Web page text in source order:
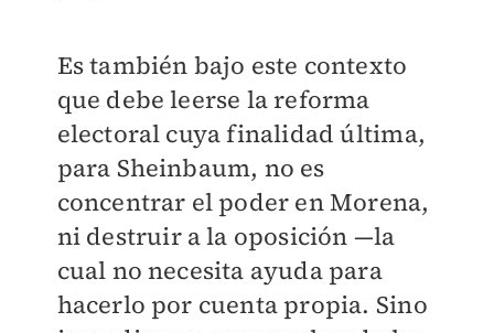
Es también bajo este contexto
que debe leerse la reforma
electoral cuya finalidad última,
para Sheinbaum, no es
concentrar el poder en Morena,
ni destruir a la oposición —la
cual no necesita ayuda para
hacerlo por cuenta propia. Sino